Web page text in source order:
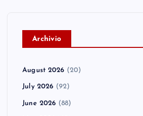
Archivio
August 2026 (20)
July 2026 (92)
June 2026 (88)